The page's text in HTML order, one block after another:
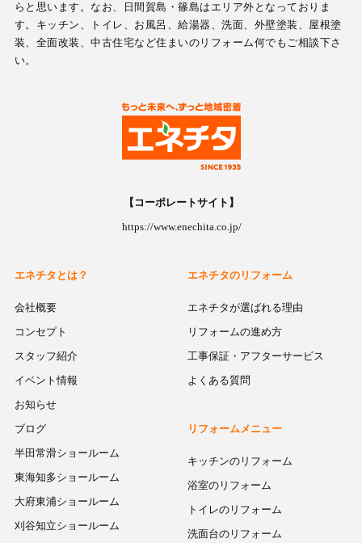
らと思います。なお、日間賀島・篠島はエリア外となっておりま
す。キッチン、トイレ、お風呂、給湯器、洗面、外壁塗装、屋根塗
装、全面改装、中古住宅など住まいのリフォーム何でもご相談下さ
い。
【コーポレートサイト】
https://www.enechita.co.jp/
エネチタとは？
会社概要
コンセプト
スタッフ紹介
イベント情報
お知らせ
ブログ
半田常滑ショールーム
東海知多ショールーム
大府東浦ショールーム
刈谷知立ショールーム
エネチタのリフォーム
エネチタが選ばれる理由
リフォームの進め方
工事保証・アフターサービス
よくある質問
リフォームメニュー
キッチンのリフォーム
浴室のリフォーム
トイレのリフォーム
洗面台のリフォーム